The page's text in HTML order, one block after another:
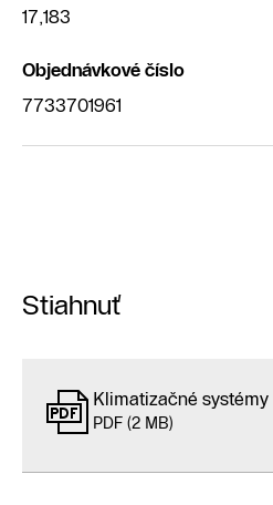
17,183
Objednávkové číslo
7733701961
Stiahnuť
Klimatizačné systémy
PDF (2 MB)